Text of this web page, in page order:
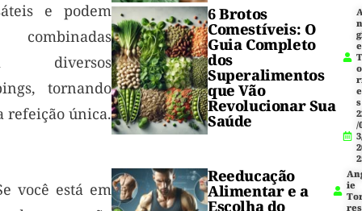
e podem
combinadas
diversos
tornando
refeição única.
você está em
6 Brotos
Comestíveis: O
Guia Completo
dos
Superalimentos
que Vão
Revolucionar Sua
Saúde
n
e
T
o
e
s
/
Reeducação
Alimentar e a
Escolha do
ie
res